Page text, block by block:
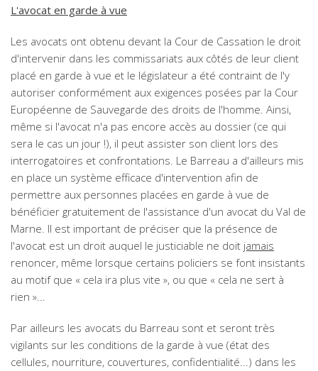
L'avocat en garde à vue
Les avocats ont obtenu devant la Cour de Cassation le droit
d'intervenir dans les commissariats aux côtés de leur client
placé en garde à vue et le législateur a été contraint de l'y
autoriser conformément aux exigences posées par la Cour
Européenne de Sauvegarde des droits de l'homme. Ainsi,
même si l'avocat n'a pas encore accès au dossier (ce qui
sera le cas un jour !), il peut assister son client lors des
interrogatoires et confrontations. Le Barreau a d'ailleurs mis
en place un système efficace d'intervention afin de
permettre aux personnes placées en garde à vue de
bénéficier gratuitement de l'assistance d'un avocat du Val de
Marne. Il est important de préciser que la présence de
l'avocat est un droit auquel le justiciable ne doit jamais
renoncer, même lorsque certains policiers se font insistants
au motif que « cela ira plus vite », ou que « cela ne sert à
rien »...
Par ailleurs les avocats du Barreau sont et seront très
vigilants sur les conditions de la garde à vue (état des
cellules, nourriture, couvertures, confidentialité...) dans les